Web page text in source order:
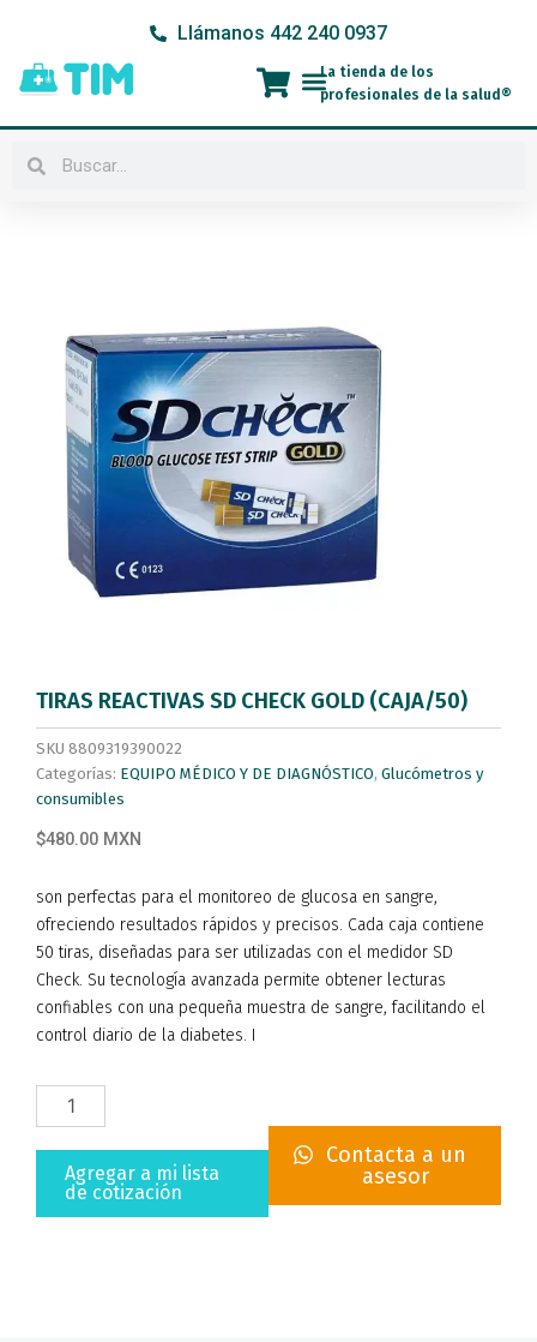
contenido
Llámanos 442 240 0937
Menú
La tienda de los
profesionales de la salud®
Buscar
TIRAS REACTIVAS SD CHECK GOLD (CAJA/50)
SKU 8809319390022
Categorías: EQUIPO MÉDICO Y DE DIAGNÓSTICO, Glucómetros y
consumibles
$480.00 MXN
son perfectas para el monitoreo de glucosa en sangre,
ofreciendo resultados rápidos y precisos. Cada caja contiene
50 tiras, diseñadas para ser utilizadas con el medidor SD
Check. Su tecnología avanzada permite obtener lecturas
confiables con una pequeña muestra de sangre, facilitando el
control diario de la diabetes. I
TIRAS
REACTIVAS
CHECK
GOLDAgregar a mi lista
de cotización
Contacta a un
asesor